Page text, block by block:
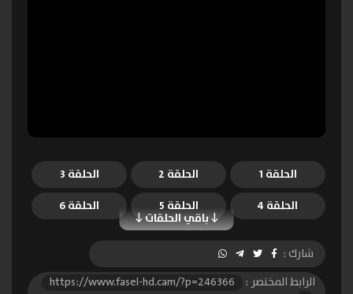
الحلقة 1 الحلقة 2
الحلقة 3
الحلقة 4
الحلقة 5 الحلقة 6
باقي الحلقات
شارك :
الرابط المختصر :
https://www.fasel-hd.cam/?p=246366